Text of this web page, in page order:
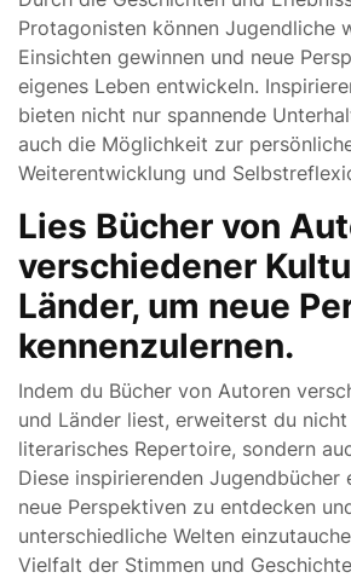
Protagonisten können Jugendliche
Einsichten gewinnen und neue
eigenes Leben entwickeln.
bieten nicht nur spannende
auch die Möglichkeit zur
Weiterentwicklung und
Lies Bücher von
verschiedener
Länder, um neue
kennenzulernen.
Indem du Bücher von Autoren
und Länder liest, erweiterst du
literarisches Repertoire, sondern
Diese inspirierenden Jugendbücher
neue Perspektiven zu entdecken
unterschiedliche Welten
Vielfalt der Stimmen und